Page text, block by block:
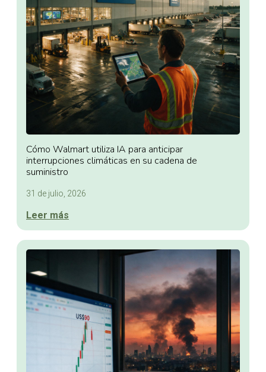
Cómo Walmart utiliza IA para anticipar
interrupciones climáticas en su cadena de
suministro
31 de julio, 2026
Leer más